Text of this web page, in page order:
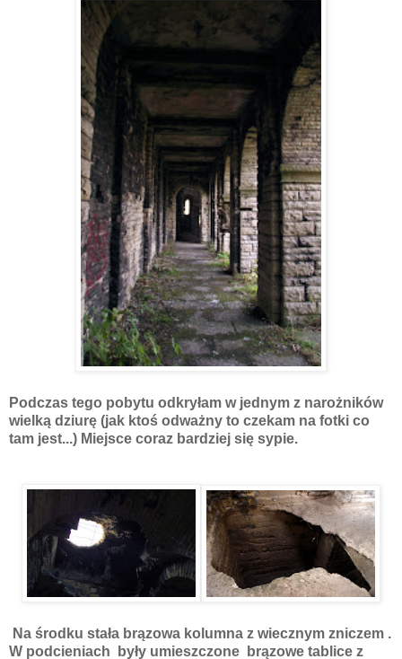
Podczas tego pobytu odkryłam w jednym z narożników
wielką dziurę (jak ktoś odważny to czekam na fotki co
tam jest...) Miejsce coraz bardziej się sypie.
Na środku stała brązowa kolumna z wiecznym zniczem .
W podcieniach były umieszczone brązowe tablice z